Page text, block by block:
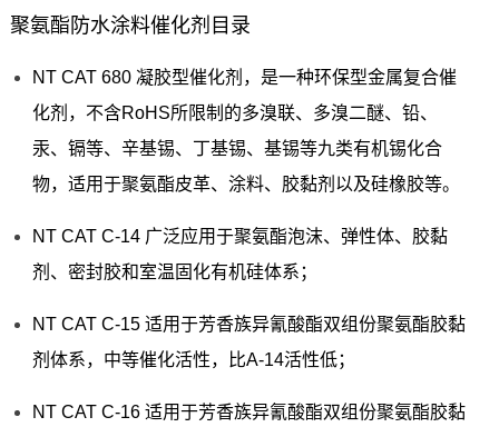
聚氨酯防水涂料催化剂目录
NT CAT 680 凝胶型催化剂，是一种环保型金属复合催
化剂，不含RoHS所限制的多溴联、多溴二醚、铅、
汞、镉等、辛基锡、丁基锡、基锡等九类有机锡化合
物，适用于聚氨酯皮革、涂料、胶黏剂以及硅橡胶等。
NT CAT C-14 广泛应用于聚氨酯泡沫、弹性体、胶黏
剂、密封胶和室温固化有机硅体系；
NT CAT C-15 适用于芳香族异氰酸酯双组份聚氨酯胶黏
剂体系，中等催化活性，比A-14活性低；
NT CAT C-16 适用于芳香族异氰酸酯双组份聚氨酯胶黏